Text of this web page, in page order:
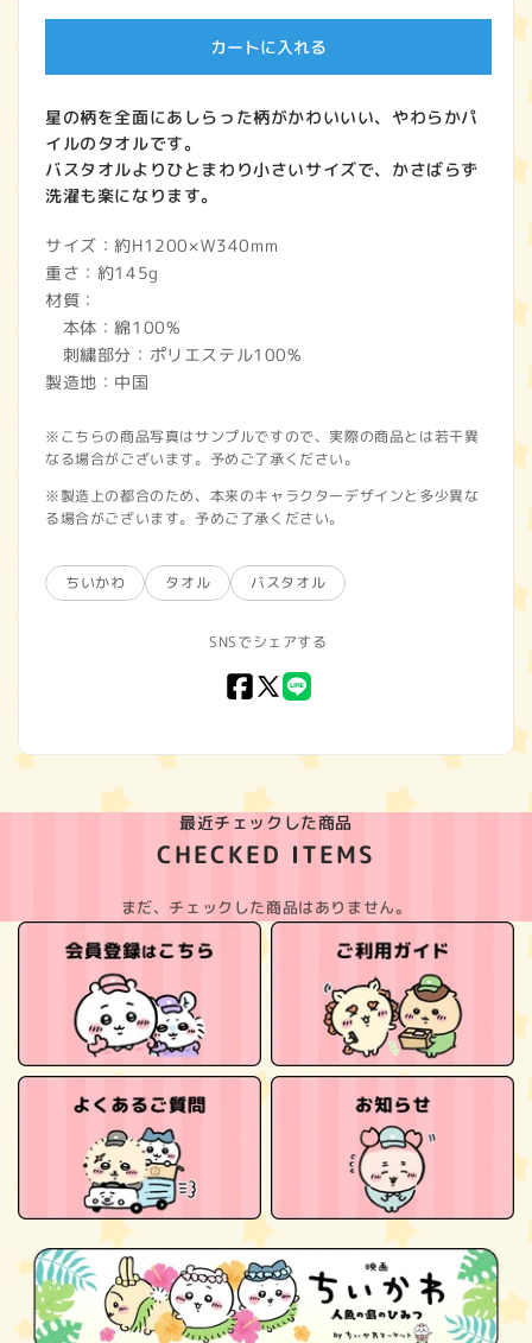
カートに入れる
星の柄を全面にあしらった柄がかわいいい、やわらかパ
イルのタオルです。
バスタオルよりひとまわり小さいサイズで、かさばらず
洗濯も楽になります。
サイズ：約H1200×Ｗ340mm
重さ：約145g
材質：
本体：綿100%
刺繍部分：ポリエステル100%
製造地：中国
※こちらの商品写真はサンプルですので、実際の商品とは若干異
なる場合がございます。予めご了承ください。
※製造上の都合のため、本来のキャラクターデザインと多少異な
る場合がございます。予めご了承ください。
ちいかわ タオル バスタオル
SNSでシェアする
Facebook
X
LINE
最近チェックした商品
CHECKED ITEMS
まだ、チェックした商品はありません。